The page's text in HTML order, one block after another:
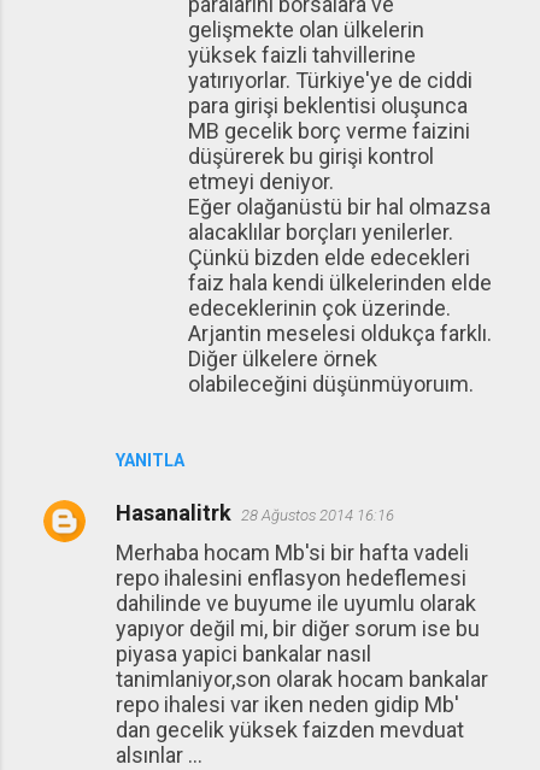
YANITLA
gelişmekte olan ülkelerin
yüksek faizli tahvillerine
yatırıyorlar. Türkiye'ye de ciddi
para girişi beklentisi oluşunca
MB gecelik borç verme faizini
düşürerek bu girişi kontrol
etmeyi deniyor.
Eğer olağanüstü bir hal olmazsa
alacaklılar borçları yenilerler.
Çünkü bizden elde edecekleri
faiz hala kendi ülkelerinden elde
edeceklerinin çok üzerinde.
Arjantin meselesi oldukça farklı.
Diğer ülkelere örnek
olabileceğini düşünmüyoruım.
Hasanalitrk 28 Ağustos 2014 16:16
Merhaba hocam Mb'si bir hafta vadeli
repo ihalesini enflasyon hedeflemesi
dahilinde ve buyume ile uyumlu olarak
yapıyor değil mi, bir diğer sorum ise bu
piyasa yapici bankalar nasıl
tanimlaniyor,son olarak hocam bankalar
repo ihalesi var iken neden gidip Mb'
dan gecelik yüksek faizden mevduat
alsınlar ...